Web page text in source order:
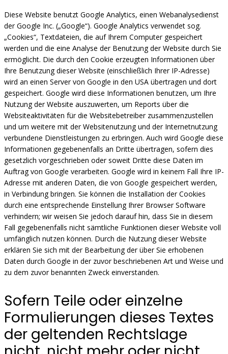
Diese Website benutzt Google Analytics, einen Webanalysedienst
der Google Inc. („Google“). Google Analytics verwendet sog.
„Cookies“, Textdateien, die auf Ihrem Computer gespeichert
werden und die eine Analyse der Benutzung der Website durch Sie
ermöglicht. Die durch den Cookie erzeugten Informationen über
Ihre Benutzung dieser Website (einschließlich Ihrer IP-Adresse)
wird an einen Server von Google in den USA übertragen und dort
gespeichert. Google wird diese Informationen benutzen, um Ihre
Nutzung der Website auszuwerten, um Reports über die
Websiteaktivitäten für die Websitebetreiber zusammenzustellen
und um weitere mit der Websitenutzung und der Internetnutzung
verbundene Dienstleistungen zu erbringen. Auch wird Google diese
Informationen gegebenenfalls an Dritte übertragen, sofern dies
gesetzlich vorgeschrieben oder soweit Dritte diese Daten im
Auftrag von Google verarbeiten. Google wird in keinem Fall Ihre IP-
Adresse mit anderen Daten, die von Google gespeichert werden,
in Verbindung bringen. Sie können die Installation der Cookies
durch eine entsprechende Einstellung Ihrer Browser Software
verhindern; wir weisen Sie jedoch darauf hin, dass Sie in diesem
Fall gegebenenfalls nicht sämtliche Funktionen dieser Website voll
umfänglich nutzen können. Durch die Nutzung dieser Website
erklären Sie sich mit der Bearbeitung der über Sie erhobenen
Daten durch Google in der zuvor beschriebenen Art und Weise und
zu dem zuvor benannten Zweck einverstanden.
Sofern Teile oder einzelne
Formulierungen dieses Textes
der geltenden Rechtslage